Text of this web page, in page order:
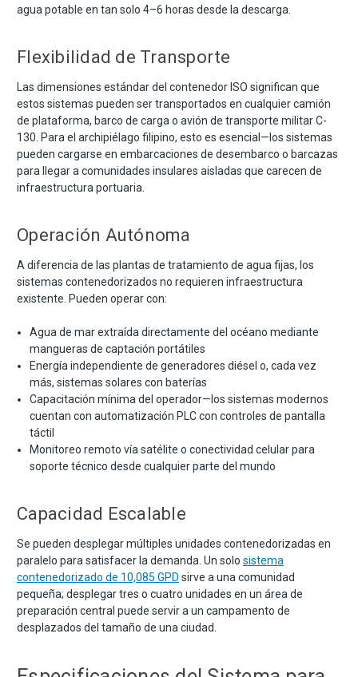
agua potable en tan solo 4–6 horas desde la descarga.
Flexibilidad de Transporte
Las dimensiones estándar del contenedor ISO significan que
estos sistemas pueden ser transportados en cualquier camión
de plataforma, barco de carga o avión de transporte militar C-
130. Para el archipiélago filipino, esto es esencial—los sistemas
pueden cargarse en embarcaciones de desembarco o barcazas
para llegar a comunidades insulares aisladas que carecen de
infraestructura portuaria.
Operación Autónoma
A diferencia de las plantas de tratamiento de agua fijas, los
sistemas contenedorizados no requieren infraestructura
existente. Pueden operar con:
Agua de mar extraída directamente del océano mediante
mangueras de captación portátiles
Energía independiente de generadores diésel o, cada vez
más, sistemas solares con baterías
Capacitación mínima del operador—los sistemas modernos
cuentan con automatización PLC con controles de pantalla
táctil
Monitoreo remoto vía satélite o conectividad celular para
soporte técnico desde cualquier parte del mundo
Capacidad Escalable
Se pueden desplegar múltiples unidades contenedorizadas en
paralelo para satisfacer la demanda. Un solo sistema
contenedorizado de 10,085 GPD sirve a una comunidad
pequeña; desplegar tres o cuatro unidades en un área de
preparación central puede servir a un campamento de
desplazados del tamaño de una ciudad.